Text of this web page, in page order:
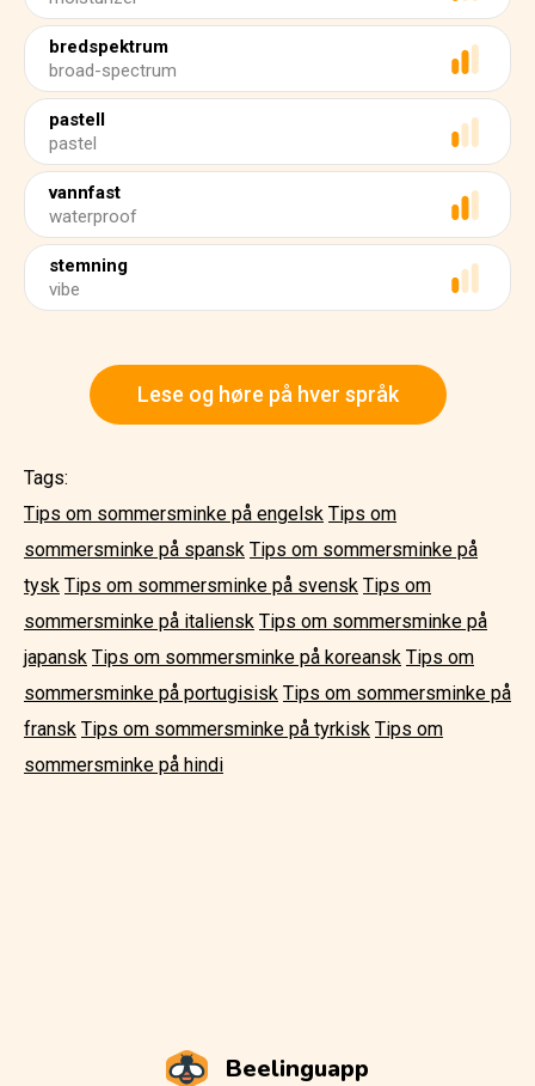
bredspektrum
broad-spectrum
pastell
pastel
vannfast
waterproof
stemning
vibe
Lese og høre på hver språk
Tags:
Tips om sommersminke på engelsk Tips om
sommersminke på spansk Tips om sommersminke på
tysk Tips om sommersminke på svensk Tips om
sommersminke på italiensk Tips om sommersminke på
japansk Tips om sommersminke på koreansk Tips om
sommersminke på portugisisk Tips om sommersminke på
fransk Tips om sommersminke på tyrkisk Tips om
sommersminke på hindi
Beelinguapp